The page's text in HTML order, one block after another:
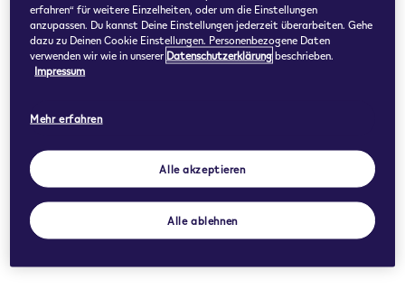
erfahren“ für weitere Einzelheiten, oder um die Einstellungen
anzupassen. Du kannst Deine Einstellungen jederzeit überarbeiten. Gehe
dazu zu Deinen Cookie Einstellungen. Personenbezogene Daten
verwenden wir wie in unserer Datenschutzerklärungbeschrieben.
Impressum
Mehr erfahren
Alle akzeptieren
Alle ablehnen